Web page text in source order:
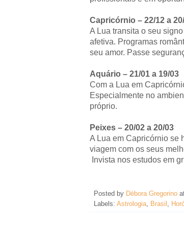
Capricórnio – 22/12 a
A Lua transita o seu
afetiva. Programas
seu amor. Passe
Aquário – 21/01 a 19/03
Com a Lua em
Especialmente no
próprio.
Peixes – 20/02 a 20/03
A Lua em Capricórnio se
viagem com os seus
Invista nos estudos em
Posted by Débora Gregorino
Labels: Astrologia Brasil